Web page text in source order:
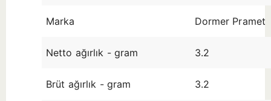
Marka Dormer Pramet
Netto ağırlık - gram 3.2
Brüt ağırlık - gram 3.2